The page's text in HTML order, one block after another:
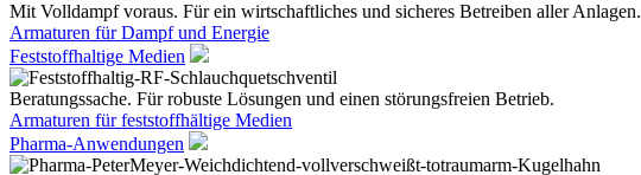
Mit Volldampf voraus. Für ein wirtschaftliches und sicheres Betreiben aller Anlagen.
Armaturen für Dampf und Energie
Feststoffhaltige Medien
Beratungssache. Für robuste Lösungen und einen störungsfreien Betrieb.
Armaturen für feststoffhältige Medien
Pharma-Anwendungen